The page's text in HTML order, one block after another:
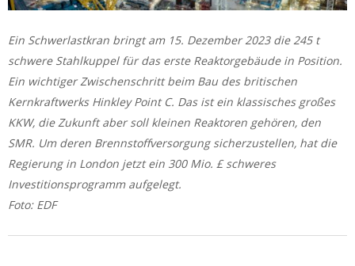
Ein Schwerlastkran bringt am 15. Dezember 2023 die 245 t
schwere Stahlkuppel für das erste Reaktorgebäude in Position.
Ein wichtiger Zwischenschritt beim Bau des britischen
Kernkraftwerks Hinkley Point C. Das ist ein klassisches großes
KKW, die Zukunft aber soll kleinen Reaktoren gehören, den
SMR. Um deren Brennstoffversorgung sicherzustellen, hat die
Regierung in London jetzt ein 300 Mio. £ schweres
Investitionsprogramm aufgelegt.
Foto: EDF